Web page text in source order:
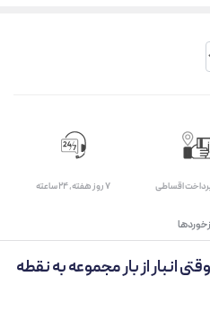
اقساطی ۷ روز ﻫﻔﺘﻪ، ۲۴ ﺳﺎﻋﺘﻪ
انبار از بار مجموعه به نقطه